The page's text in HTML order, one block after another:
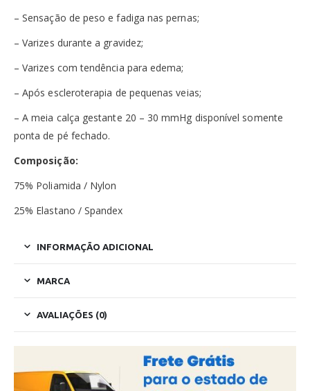
– Sensação de peso e fadiga nas pernas;
– Varizes durante a gravidez;
– Varizes com tendência para edema;
– Após escleroterapia de pequenas veias;
– A meia calça gestante 20 – 30 mmHg disponível somente
ponta de pé fechado.
Composição:
75% Poliamida / Nylon
25% Elastano / Spandex
INFORMAÇÃO ADICIONAL
MARCA
AVALIAÇÕES (0)